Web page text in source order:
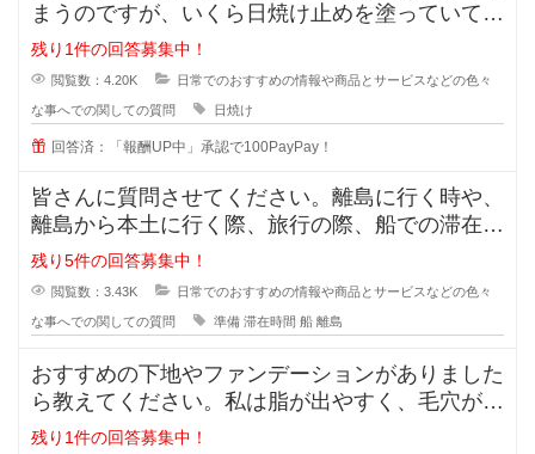
まうのですが、いくら日焼け止めを塗っていても
半袖のあとはできてしまいます。
残り1件の回答募集中！
閲覧数：4.20K 日常でのおすすめの情報や商品とサービスなどの色々
な事へでの関しての質問 日焼け
回答済：「報酬UP中」承認で100PayPay！
皆さんに質問させてください。離島に行く時や、
離島から本土に行く際、旅行の際、船での滞在時
間が3時間ほどと長い場合、小さい
残り5件の回答募集中！
閲覧数：3.43K 日常でのおすすめの情報や商品とサービスなどの色々
な事へでの関しての質問 準備 滞在時間 船 離島
おすすめの下地やファンデーションがありました
ら教えてください。私は脂が出やすく、毛穴が目
立っています。いわゆるいちごバナ
残り1件の回答募集中！